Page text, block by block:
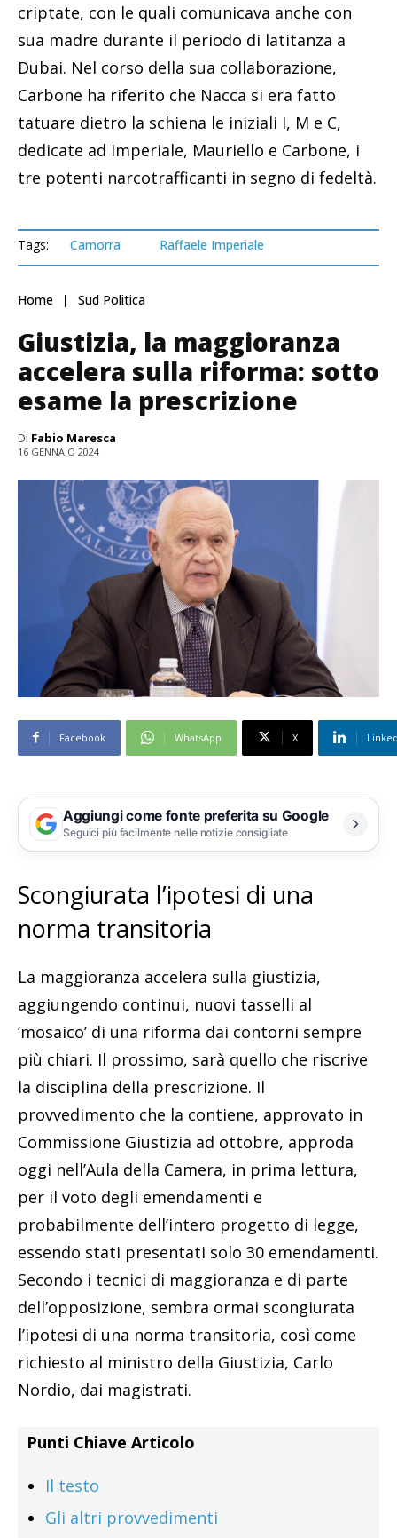
criptate, con le quali comunicava anche con
sua madre durante il periodo di latitanza a
Dubai. Nel corso della sua collaborazione,
Carbone ha riferito che Nacca si era fatto
tatuare dietro la schiena le iniziali I, M e C,
dedicate ad Imperiale, Mauriello e Carbone, i
tre potenti narcotrafficanti in segno di fedeltà.
Tags: Camorra Raffaele Imperiale
Home Sud Politica
Giustizia, la maggioranza
accelera sulla riforma: sotto
esame la prescrizione
Di Fabio Maresca
16 GENNAIO 2024
Facebook WhatsApp X
Aggiungi come fonte preferita su Google
Seguici più facilmente nelle notizie consigliate
Scongiurata l’ipotesi di una
norma transitoria
La maggioranza accelera sulla giustizia,
aggiungendo continui, nuovi tasselli al
‘mosaico’ di una riforma dai contorni sempre
più chiari. Il prossimo, sarà quello che riscrive
la disciplina della prescrizione. Il
provvedimento che la contiene, approvato in
Commissione Giustizia ad ottobre, approda
oggi nell’Aula della Camera, in prima lettura,
per il voto degli emendamenti e
probabilmente dell’intero progetto di legge,
essendo stati presentati solo 30 emendamenti.
Secondo i tecnici di maggioranza e di parte
dell’opposizione, sembra ormai scongiurata
l’ipotesi di una norma transitoria, così come
richiesto al ministro della Giustizia, Carlo
Nordio, dai magistrati.
Punti Chiave Articolo
Il testo
Gli altri provvedimenti